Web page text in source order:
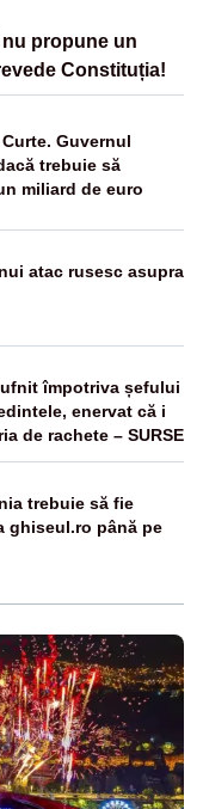
propune un
Constituția!
Guvernul
trebuie să
miliard de euro
atac rusesc asupra
împotriva șefului
enervat că i
de rachete – SURSE
trebuie să fie
ghiseul.ro până pe